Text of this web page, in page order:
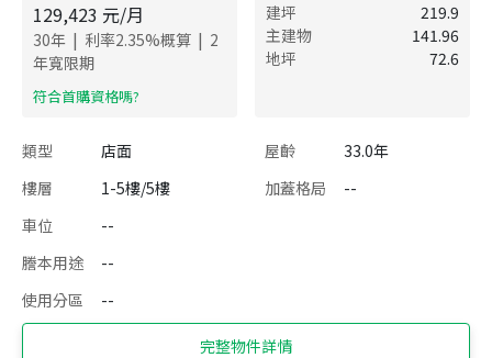
129,423 元/月
30年 | 利率2.35%概算 | 2
年寬限期
​符合首購資格嗎?
建坪
219.9
主建物
141.96
地坪
72.6
類型 店面 屋齡
33.0年
樓層
1-5樓/5樓 加蓋格局
--
車位
--
謄本用途
--
使用分區
--
完整物件詳情